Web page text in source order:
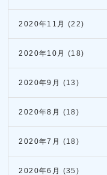
2020年11月 (22)
2020年10月 (18)
2020年9月 (13)
2020年8月 (18)
2020年7月 (18)
2020年6月 (35)